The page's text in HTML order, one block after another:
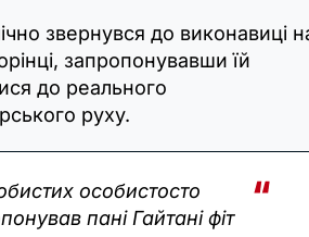
звернувся до виконавиці
запропонувавши їй
до реального
руху.
особистосто
пані Гайтані фіт